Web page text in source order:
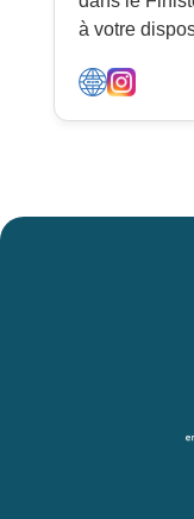
à votre